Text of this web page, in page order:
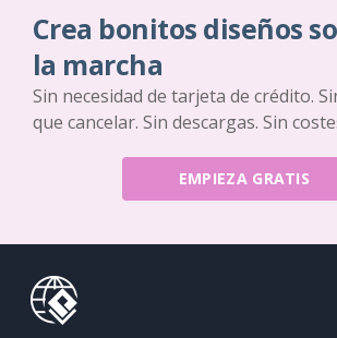
Crea bonitos diseños
la marcha
Sin necesidad de tarjeta de crédito.
que cancelar. Sin descargas. Sin
EMPIEZA GRATIS